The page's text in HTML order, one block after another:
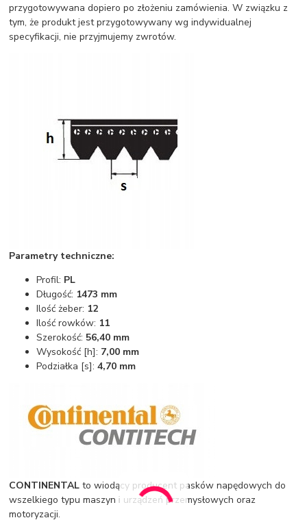
przygotowywana dopiero po złożeniu zamówienia. W związku z
tym, że produkt jest przygotowywany wg indywidualnej
specyfikacji, nie przyjmujemy zwrotów.
Parametry techniczne:
Profil: PL
Długość: 1473 mm
Ilość żeber: 12
Ilość rowków: 11
Szerokość: 56,40 mm
Wysokość [h]: 7,00 mm
Podziałka [s]:4,70 mm
CONTINENTALto wiodący producent pasków napędowych do
wszelkiego typu maszyn i urządzeń przemysłowych oraz
motoryzacji.